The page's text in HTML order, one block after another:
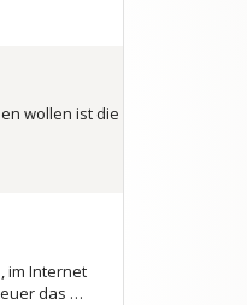
wollen ist die
im Internet
das …